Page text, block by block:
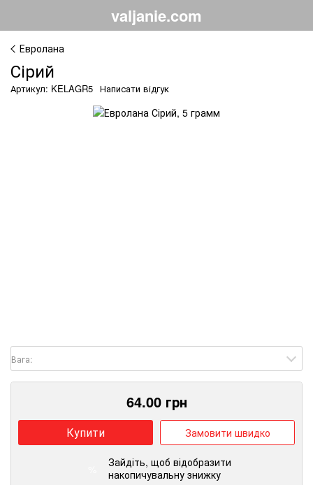
valjanie.com
Евролана
Сірий
Артикул: KELAGR5 Написати відгук
Вага:
64.00грн
Купити Замовити швидко
Зайдіть, щоб відобразити
накопичувальну знижку